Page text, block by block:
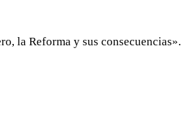
la Reforma y sus consecuencias».